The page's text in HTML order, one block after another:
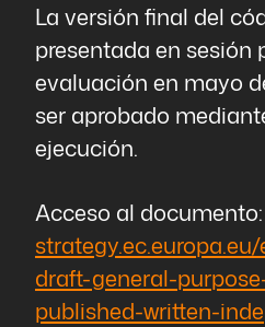
La versión final del
presentada en sesión
evaluación en mayo
ser aprobado
ejecución.
Acceso al documento:
draft-general-
published-written-